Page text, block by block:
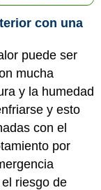
con una
puede ser
mucha
y la humedad
y esto
con el
por
riesgo de